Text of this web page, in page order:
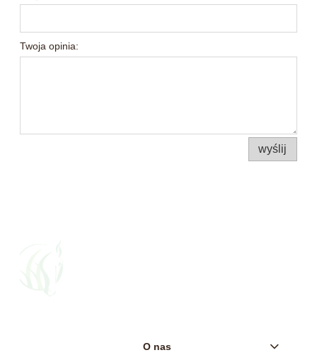
Twoja opinia:
wyślij
O nas